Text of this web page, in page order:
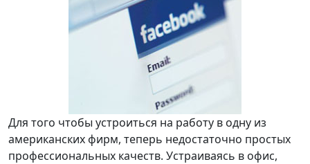
Для того чтобы устроиться на работу в одну из
американских фирм, теперь недостаточно простых
профессиональных качеств. Устраиваясь в офис,